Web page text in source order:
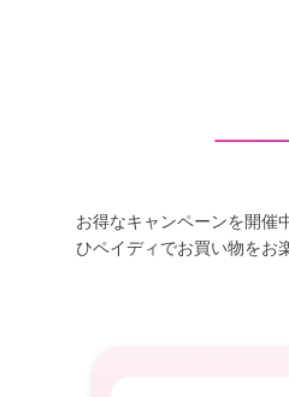
お得なキャンペーンを開催
ひペイディでお買い物をお